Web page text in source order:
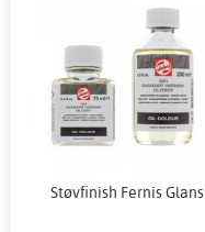
Støvfinish Fernis Glans